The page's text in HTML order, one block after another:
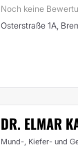
Noch keine
Osterstraße 1A,
DR. ELMAR
Mund-, Kiefer- und